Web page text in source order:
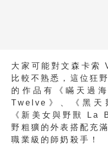
大家可能對文森卡索
比較不熟悉，這位狂
的作品有《瞞天過海
Twelve 》、《黑天
《新美女與野獸
La
野粗獷的外表搭配充
職業級的師奶殺手！